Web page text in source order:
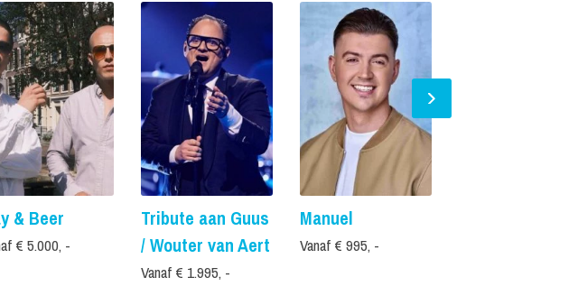
& Beer
€ 5.000, -
Tribute aan Guus
/ Wouter van Aert
Vanaf € 1.995, -
Manuel
Vanaf € 995, -